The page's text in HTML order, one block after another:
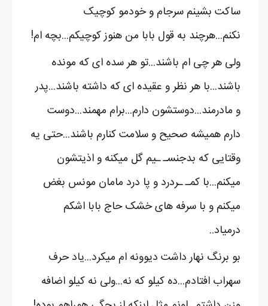
ساکت بشینم سرجام و خودمو کوچیک
نکنم...هرچند به قول بابا من هنوز کوچیکم...بچه ام!
ولی هر چی ام باشند...تو هر سده ای که مونده
باشند...با هر نظر و عقیده ای که داشته باشند...پدر
و مادرمند...دوستشون دارم...برام مهمند...دوست
دارم همیشه صحیح و سلامت کنارم باشند...حتی یه
وقتایی که بدجنسـ ـیم گل میکنه و اذیتشون
میکنم...با کمـ ـردرد و پا درد مامان مونس بغض
میکنم و با سرفه های خشک حاج بابا اشکم
درمیاد..
بو برنگ نهار داشت دیوونه ام میکرد...یاد حرف
سهراب افتادم...ده کیلو که نه...ولی نه کیلو اضافه